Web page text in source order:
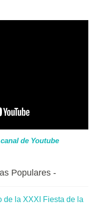
de Youtube
Populares
de la XXXI Fiesta de la